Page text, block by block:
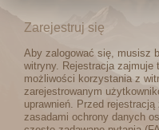
Zarejestruj się
Aby zalogować się, musisz
witryny. Rejestracja
możliwości korzystania z
zarejestrowanym
uprawnień. Przed
zasadami ochrony danych